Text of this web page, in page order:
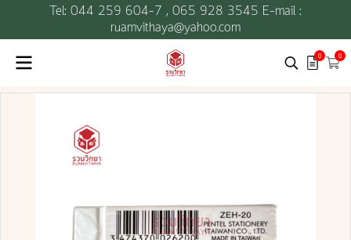
Tel: 044 259 604-7 , 065 928 3545 E-mail :
ruamvithaya@yahoo.com
0 0